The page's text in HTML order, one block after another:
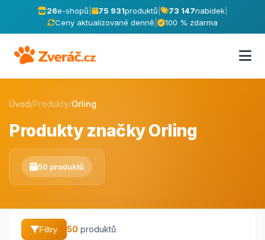
26e-shopů 75 931produktů 73 147nabídek|
Ceny aktualizované denně
100 % zdarma
Úvod/Produkty/Orling
Produkty značky Orling
50 produktů
Filtry 50 produktů